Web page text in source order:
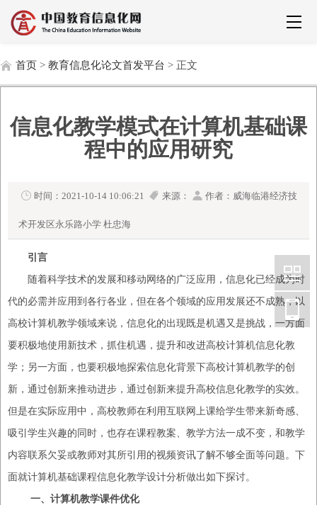
首页 > 教育信息化论文首发平台 > 正文
信息化教学模式在计算机基础课
程中的应用研究
时间：2021-10-14 10:06:21 来源： 作者：威海临港经济技
术开发区永乐路小学 杜忠海
引言
随着科学技术的发展和移动网络的广泛应用， 信息化已经成为时
代的必需并应用到各行各业，但在各个领域的应用发展还不成熟，以
高校计算机教学领域来说， 信息化的出现既是机遇又是挑战，一方面
要积极地使用 新技术，抓住机遇，提升和改进高校计算机信息化教
学；另一方面，也要积极地探索信息化背景下高校计算机教学的创
新，通过创新来推动进步，通过创新来提升高校信息化教学的实效。
但是在实际应用中， 高校教师在利用互联网上课给学生带来新奇感、
吸引学生兴趣的同时，也存在课程教案、 教学方法一成不变，和教学
内容联系欠妥或教师对其所引用的视频资讯了解不够全面等问题。 下
面就计算机基础课程信息化教学设计分析做出如下探讨。
一、 计算机教学课件优化